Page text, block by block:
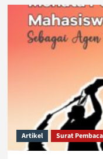
Khilafah
Segera
Hadir
Artikel Surat Pembaca